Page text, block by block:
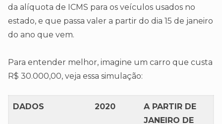
da alíquota de ICMS para os veículos usados no
estado, e que passa valer a partir do dia 15 de janeiro
do ano que vem.
Para entender melhor, imagine um carro que custa
R$ 30.000,00, veja essa simulação:
DADOS 2020
A PARTIR DE
JANEIRO DE